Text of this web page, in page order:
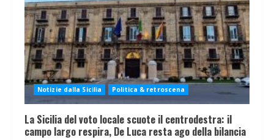
Notizie dalla Sicilia Politica & retroscena
La Sicilia del voto locale scuote il centrodestra: il
campo largo respira, De Luca resta ago della bilancia